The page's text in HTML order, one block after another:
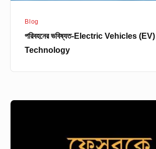
Blog
পরিবহনের ভবিষ্যত-Electric Vehicles
Technology